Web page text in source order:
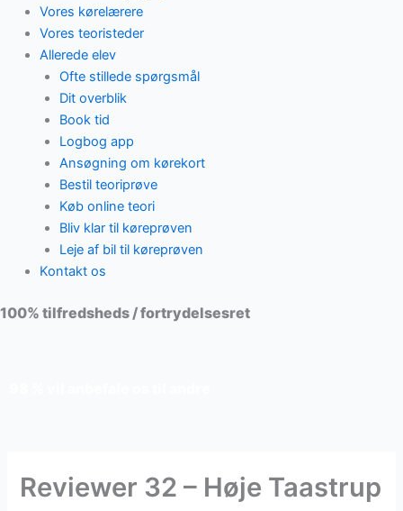
Vores kørelærere
Vores teoristeder
Allerede elev
Ofte stillede spørgsmål
Dit overblik
Book tid
Logbog app
Ansøgning om kørekort
Bestil teoriprøve
Køb online teori
Bliv klar til køreprøven
Leje af bil til køreprøven
Kontakt os
100% tilfredsheds / fortrydelsesret
Reviewer 32 – Høje Taastrup